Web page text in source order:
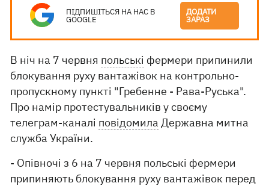
ПІДПИШІТЬСЯ НА НАС В
GOOGLE
ДОДАТИ
ЗАРАЗ
В ніч на 7 червня польські фермери припинили
блокування руху вантажівок на контрольно-
пропускному пункті "Гребенне - Рава-Руська".
Про намір протестувальників у своєму
телеграм-каналі повідомила Державна митна
служба України.
- Опівночі з 6 на 7 червня польські фермери
припиняють блокування руху вантажівок перед